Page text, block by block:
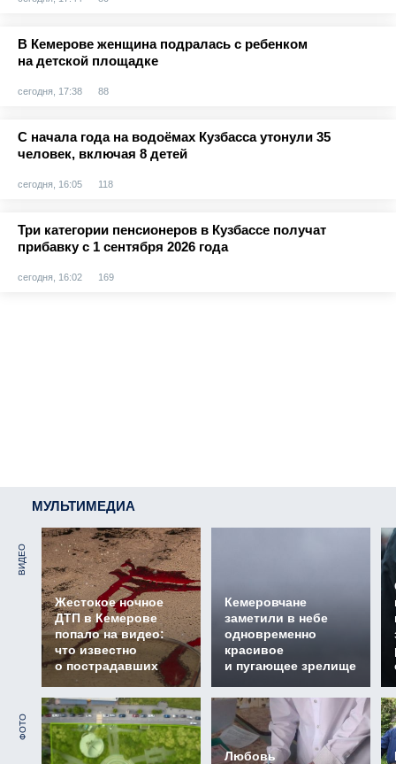
В Кемерове женщина подралась с ребенком
на детской площадке
сегодня, 17:38 88
С начала года на водоёмах Кузбасса утонули 35
человек, включая 8 детей
сегодня, 16:05 118
Три категории пенсионеров в Кузбассе получат
прибавку с 1 сентября 2026 года
сегодня, 16:02 169
МУЛЬТИМЕДИА
ВИДЕО
Жестокое ночное
ДТП в Кемерове
попало на видео:
что известно
о пострадавших
Кемеровчане
заметили в небе
одновременно
красивое
и пугающее зрелище
ФОТО
Любовь